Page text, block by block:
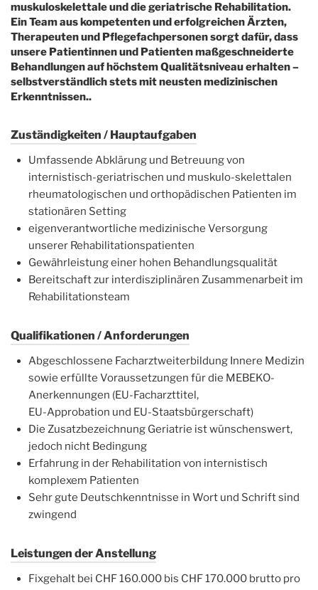
muskuloskelettale und die geriatrische Rehabilitation.
Ein Team aus kompetenten und erfolgreichen Ärzten,
Therapeuten und Pflegefachpersonen sorgt dafür, dass
unsere Patientinnen und Patienten maßgeschneiderte
Behandlungen auf höchstem Qualitätsniveau erhalten –
selbstverständlich stets mit neusten medizinischen
Erkenntnissen..
Zuständigkeiten / Hauptaufgaben
Umfassende Abklärung und Betreuung von
internistisch-geriatrischen und muskulo-skelettalen
rheumatologischen und orthopädischen Patienten im
stationären Setting
eigenverantwortliche medizinische Versorgung
unserer Rehabilitationspatienten
Gewährleistung einer hohen Behandlungsqualität
Bereitschaft zur interdisziplinären Zusammenarbeit im
Rehabilitationsteam
Qualifikationen / Anforderungen
Abgeschlossene Facharztweiterbildung Innere Medizin
sowie erfüllte Voraussetzungen für die MEBEKO-
Anerkennungen (EU-Facharzttitel,
EU-Approbation und EU-Staatsbürgerschaft)
Die Zusatzbezeichnung Geriatrie ist wünschenswert,
jedoch nicht Bedingung
Erfahrung in der Rehabilitation von internistisch
komplexem Patienten
Sehr gute Deutschkenntnisse in Wort und Schrift sind
zwingend
Leistungen der Anstellung
Fixgehalt bei CHF 160.000 bis CHF 170.000 brutto pro